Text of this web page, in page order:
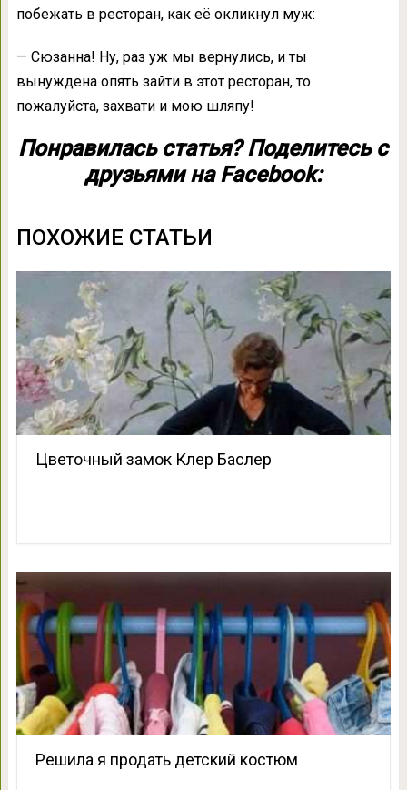
побежать в ресторан, как её окликнул муж:
— Сюзанна! Ну, раз уж мы вернулись, и ты
вынуждена опять зайти в этот ресторан, то
пожалуйста, захвати и мою шляпу!
Понравилась статья? Поделитесь с
друзьями на Facebook:
ПОХОЖИЕ СТАТЬИ
Цветочный замок Клер Баслер
Решила я продать детский костюм